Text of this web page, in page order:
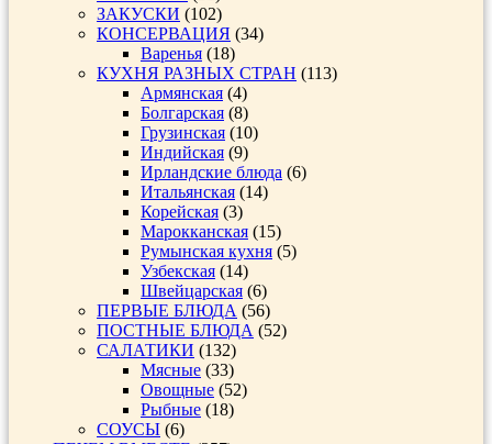
ЗАКУСКИ (102)
КОНСЕРВАЦИЯ (34)
Варенья (18)
КУХНЯ РАЗНЫХ СТРАН (113)
Армянская (4)
Болгарская (8)
Грузинская (10)
Индийская (9)
Ирландские блюда (6)
Итальянская (14)
Корейская (3)
Марокканская (15)
Румынская кухня (5)
Узбекская (14)
Швейцарская (6)
ПЕРВЫЕ БЛЮДА (56)
ПОСТНЫЕ БЛЮДА (52)
САЛАТИКИ (132)
Мясные (33)
Овощные (52)
Рыбные (18)
СОУСЫ (6)